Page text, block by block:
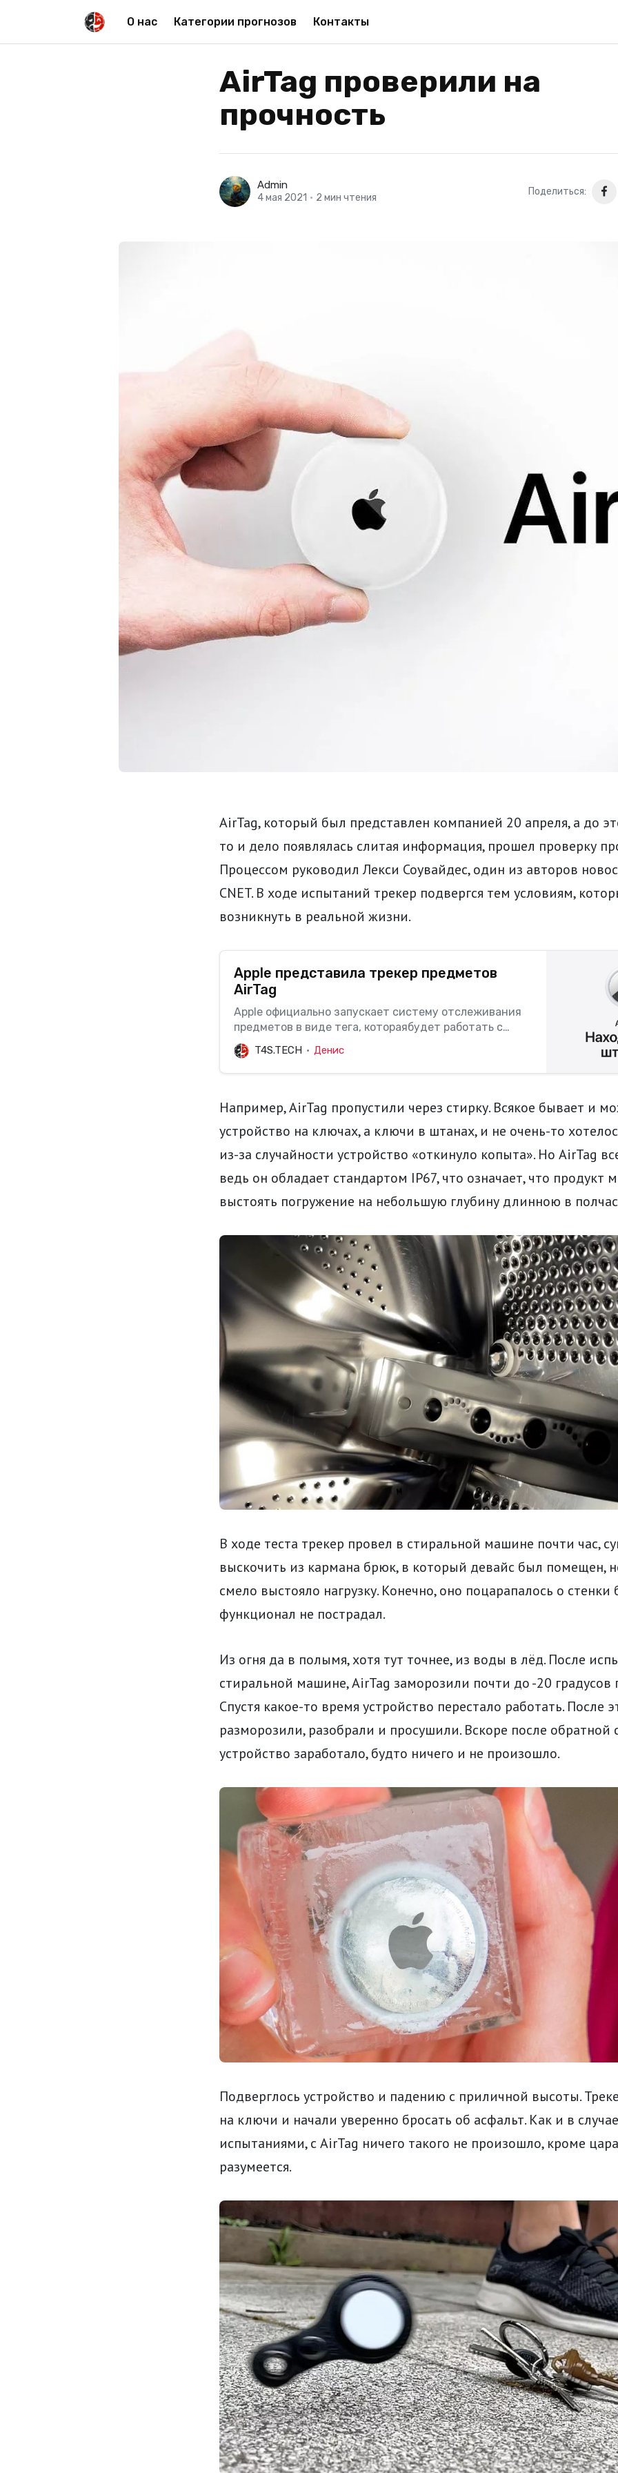
О нас Категории прогнозов Контакты
AirTag проверили на
прочность
Admin
4 мая 2021 • 2 мин чтения
Поделиться:
AirTag, который был представлен компанией 20 апреля, а до
то и дело появлялась слитая информация, прошел проверку
Процессом руководил Лекси Соувайдес, один из авторов
CNET. В ходе испытаний трекер подвергся тем условиям,
возникнуть в реальной жизни.
Apple представила трекер предметов
AirTag
Apple официально запускает систему отслеживания
предметов в виде тега, котораябудет работать с
программным обеспечением компании и сторонних
разработчиков. Небольшой круглый тег, получивший
название AirTag, позволит вам отслеживатьобъекты в
AirTa…
T4S.TECH Денис
Например, AirTag пропустили через стирку. Всякое бывает и
устройство на ключах, а ключи в штанах, и не очень-то
из-за случайности устройство «откинуло копыта». Но AirTag
ведь он обладает стандартом IP67, что означает, что продукт
выстоять погружение на небольшую глубину длинною в
В ходе теста трекер провел в стиральной машине почти час,
выскочить из кармана брюк, в который девайс был помещен,
смело выстояло нагрузку. Конечно, оно поцарапалось о стенки
функционал не пострадал.
Из огня да в полымя, хотя тут точнее, из воды в лёд. После
стиральной машине, AirTag заморозили почти до -20 градусов
Спустя какое-то время устройство перестало работать. После
разморозили, разобрали и просушили. Вскоре после обратной
устройство заработало, будто ничего и не произошло.
Подверглось устройство и падению с приличной высоты.
на ключи и начали уверенно бросать об асфальт. Как и в
испытаниями, с AirTag ничего такого не произошло, кроме
разумеется.